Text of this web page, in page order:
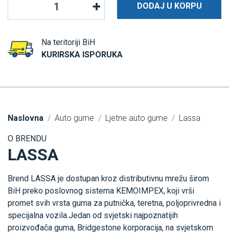
DODAJ U KORPU
Na teritoriji BiH
KURIRSKA ISPORUKA
Naslovna Auto gume Ljetne auto gume Lassa
O BRENDU
LASSA
Brend LASSA je dostupan kroz distributivnu mrežu širom
BiH preko poslovnog sistema KEMOIMPEX, koji vrši
promet svih vrsta guma za putnička, teretna, poljoprivredna i
specijalna vozila.Jedan od svjetski najpoznatijih
proizvođača guma, Bridgestone korporacija, na svjetskom